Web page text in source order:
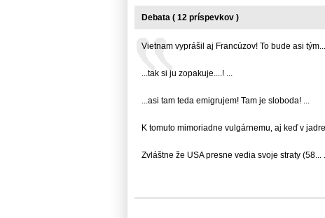
Debata ( 12 príspevkov )
Vietnam vyprášil aj Francúzov! To bude asi tým...
...tak si ju zopakuje....! ...
...asi tam teda emigrujem! Tam je sloboda! ...
K tomuto mimoriadne vulgárnemu, aj keď v
Zvláštne že USA presne vedia svoje straty (58... ...